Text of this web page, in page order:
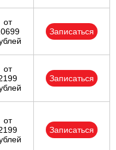
от
Записаться
от
Записаться
от
Записаться